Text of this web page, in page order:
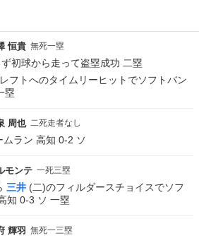
恒貴 無死一塁
初球から走って盗塁成功 二塁
フトへのタイムリーヒットでソフトバン
塁
周也 二死走者なし
ラン 高知 0-2 ソ
モンテ 一死三塁
三井 (二)のフィルダースチョイスでソフ
知 0-3 ソ 一塁
輝羽 無死一三塁